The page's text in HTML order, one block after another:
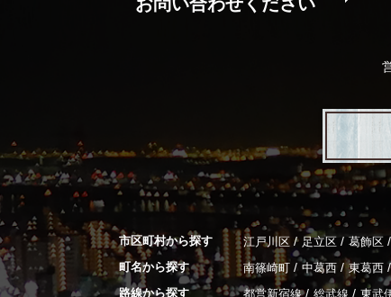
市区町村から探す 江戸川区 / 足立区 / 葛飾区 /
町名から探す
南篠崎町 / 中葛西 / 東葛西 /
路線から探す
都営新宿線 / 総武線 / 東武